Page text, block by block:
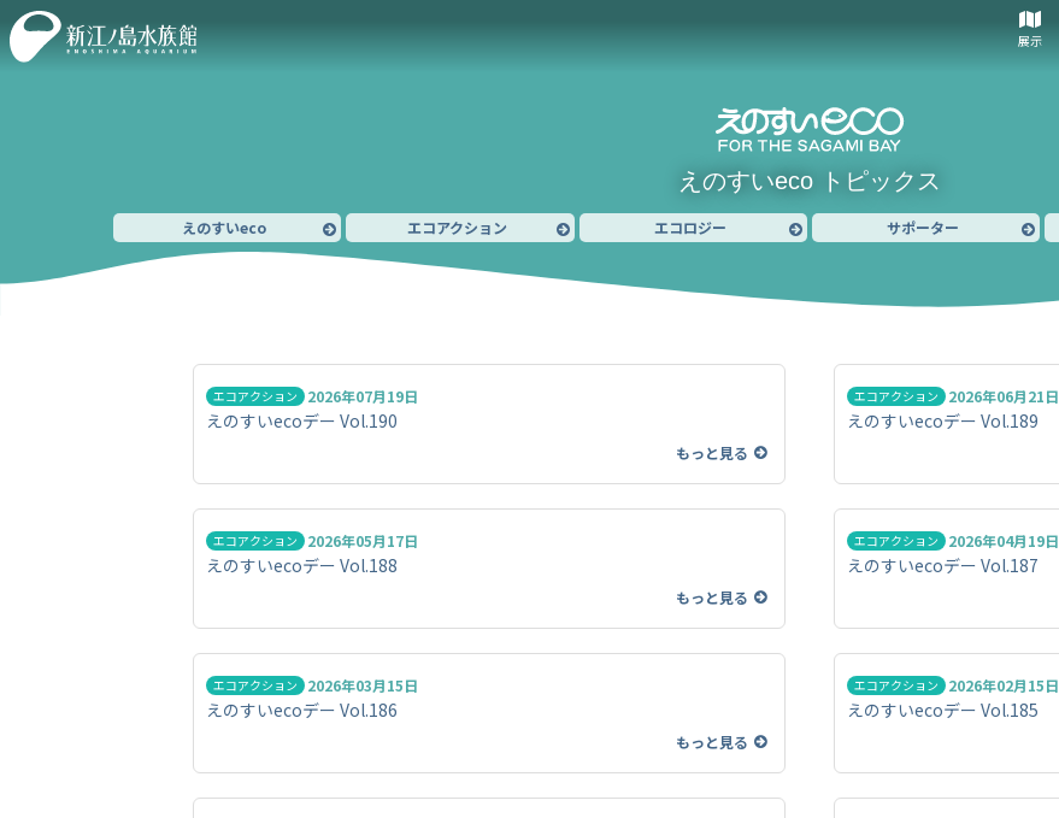
展示
えのすいeco トピックス
えのすいeco エコアクション エコロジー サポーター
エコアクション 2026年07月19日
えのすいecoデー Vol.190
もっと見る
エコアクション 2026年06月21日
えのすいecoデー Vol.189
エコアクション 2026年05月17日
えのすいecoデー Vol.188
もっと見る
エコアクション 2026年04月19日
えのすいecoデー Vol.187
エコアクション 2026年03月15日
えのすいecoデー Vol.186
もっと見る
エコアクション 2026年02月15日
えのすいecoデー Vol.185